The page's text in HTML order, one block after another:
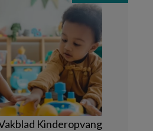
Kinderopvang